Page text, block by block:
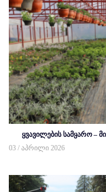
ყვავილების სამყარო –
03 / აპრილი 2026